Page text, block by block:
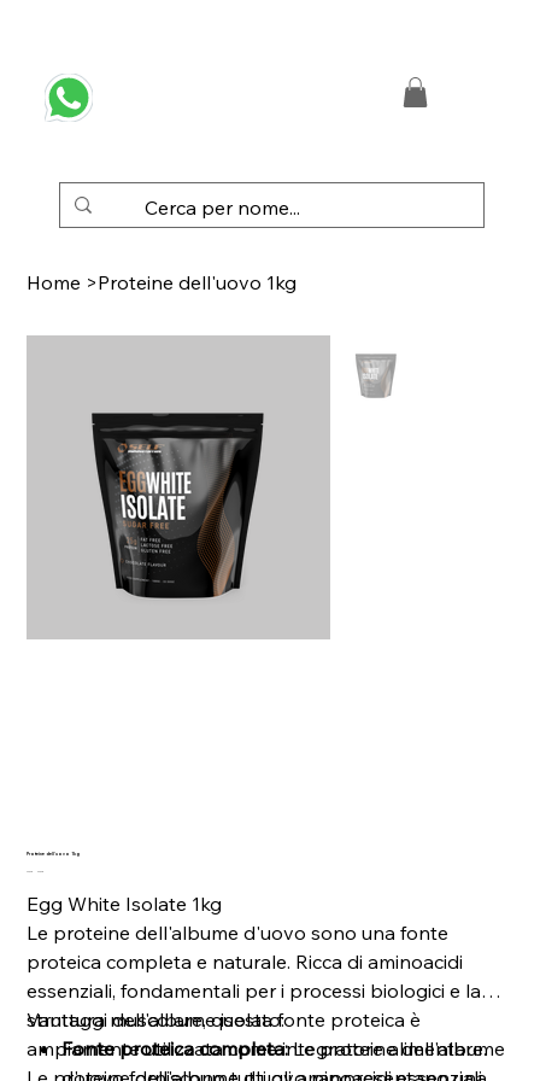
Home >Proteine dell'uovo 1kg
Proteine dell'uovo 1kg
Prezzo
Prezzo
Egg White Isolate 1kg
Le proteine dell'albume d'uovo sono una fonte
proteica completa e naturale. Ricca di aminoacidi
essenziali, fondamentali per i processi biologici e la
struttura muscolare, questa fonte proteica è
ampiamente utilizzata come integratore alimentare.
Vantaggi dell'albume isolato:
Fonte proteica completa:Le proteine dell'albume